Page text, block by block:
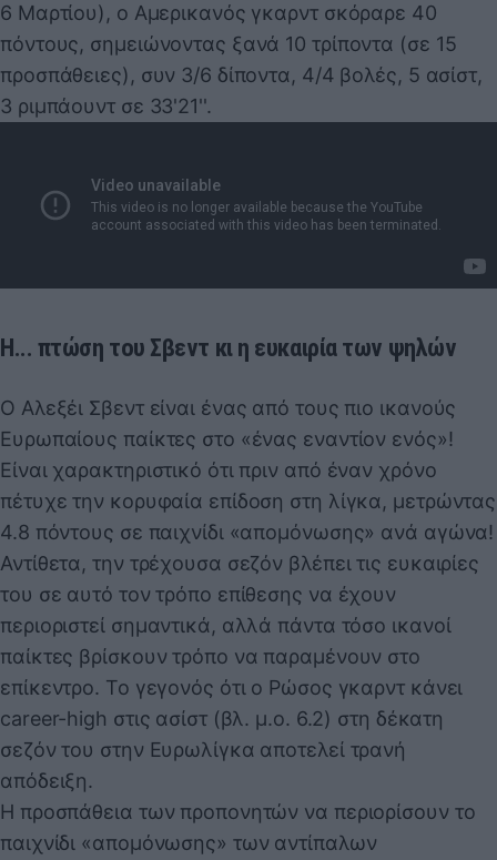
6 Μαρτίου), ο Αμερικανός γκαρντ σκόραρε 40
πόντους, σημειώνοντας ξανά 10 τρίποντα (σε 15
προσπάθειες), συν 3/6 δίποντα, 4/4 βολές, 5 ασίστ,
3 ριμπάουντ σε 33'21''.
Η... πτώση του Σβεντ κι η ευκαιρία των ψηλών
Ο Αλεξέι Σβεντ είναι ένας από τους πιο ικανούς
Ευρωπαίους παίκτες στο «ένας εναντίον ενός»!
Είναι χαρακτηριστικό ότι πριν από έναν χρόνο
πέτυχε την κορυφαία επίδοση στη λίγκα, μετρώντας
4.8 πόντους σε παιχνίδι «απομόνωσης» ανά αγώνα!
Αντίθετα, την τρέχουσα σεζόν βλέπει τις ευκαιρίες
του σε αυτό τον τρόπο επίθεσης να έχουν
περιοριστεί σημαντικά, αλλά πάντα τόσο ικανοί
παίκτες βρίσκουν τρόπο να παραμένουν στο
επίκεντρο. Το γεγονός ότι ο Ρώσος γκαρντ κάνει
career-high στις ασίστ (βλ. μ.ο. 6.2) στη δέκατη
σεζόν του στην Ευρωλίγκα αποτελεί τρανή
απόδειξη.
Η προσπάθεια των προπονητών να περιορίσουν το
παιχνίδι «απομόνωσης» των αντίπαλων